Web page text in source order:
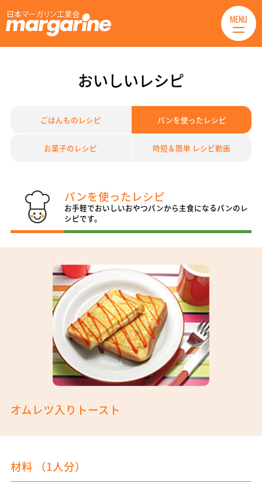
MENU
おいしいレシピ
ごはんものレシピ パンを使ったレシピ
お菓子のレシピ 時短＆簡単 レシピ動画
パンを使ったレシピ
お手軽でおいしいおやつパンから主食になるパンのレ
シピです。
オムレツ入りトースト
材料 （1人分）